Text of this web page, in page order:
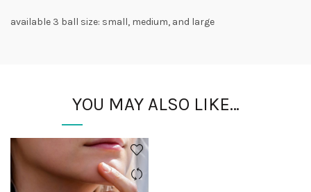
available 3 ball size: small, medium, and large
YOU MAY ALSO LIKE…